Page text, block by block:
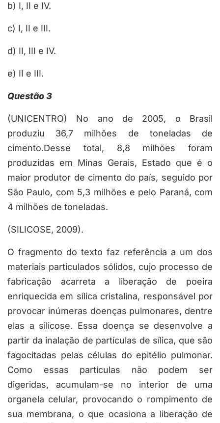
b) I, II e IV.
c) I, II e III.
d) II, III e IV.
e) II e III.
Questão 3
(UNICENTRO) No ano de 2005, o Brasil
produziu 36,7 milhões de toneladas de
cimento.Desse total, 8,8 milhões foram
produzidas em Minas Gerais, Estado que é o
maior produtor de cimento do país, seguido por
São Paulo, com 5,3 milhões e pelo Paraná, com
4 milhões de toneladas.
(SILICOSE, 2009).
O fragmento do texto faz referência a um dos
materiais particulados sólidos, cujo processo de
fabricação acarreta a liberação de poeira
enriquecida em sílica cristalina, responsável por
provocar inúmeras doenças pulmonares, dentre
elas a silicose. Essa doença se desenvolve a
partir da inalação de partículas de sílica, que são
fagocitadas pelas células do epitélio pulmonar.
Como essas partículas não podem ser
digeridas, acumulam-se no interior de uma
organela celular, provocando o rompimento de
sua membrana, o que ocasiona a liberação de